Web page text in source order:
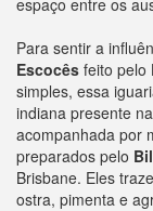
espaço entre os
Para sentir a
Escocês feito pelo
simples, essa
indiana presente
acompanhada por
preparados pelo
Brisbane. Eles
ostra, pimenta e